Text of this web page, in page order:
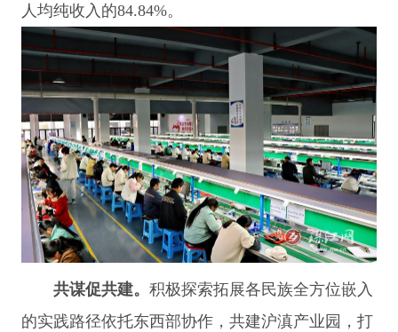
人均纯收入的84.84%。
共谋促共建。 积极探索拓展各民族全方位嵌入
的实践路径依托东西部协作，共建沪滇产业园，打